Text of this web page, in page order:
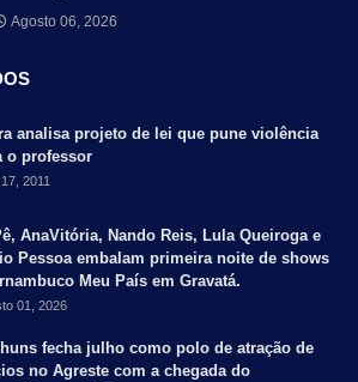
Agosto 06, 2026
analisa projeto de lei que pune violência
o professor
2011
AnaVitória, Nando Reis, Lula Queiroga e
Pessoa embalam primeira noite de shows
Meu País em Gravatá.
01, 2026
fecha julho como polo de atração de
no Agreste com a chegada do